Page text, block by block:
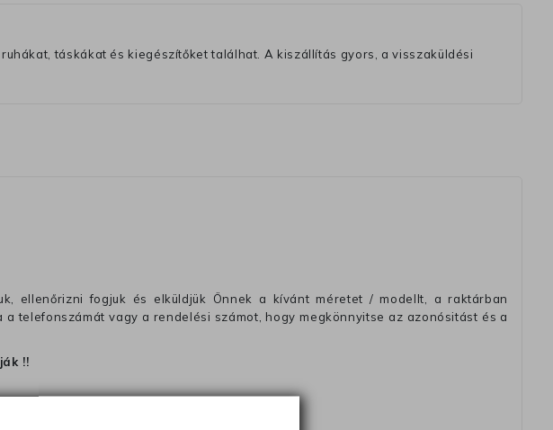
táskákat és kiegészítőket találhat. A kiszállítás gyors, a visszaküldési
ellenőrizni fogjuk és elküldjük Önnek a kívánt méretet / modellt, a raktárban
telefonszámát vagy a rendelési számot, hogy megkönnyitse az azonósitást és a
!!
történő megerősítésétől számítva